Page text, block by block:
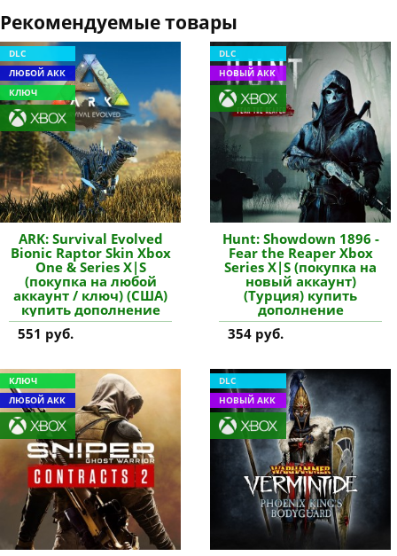
Рекомендуемые товары
DLC
ЛЮБОЙ АКК
КЛЮЧ
ARK: Survival Evolved
Bionic Raptor Skin Xbox
One & Series X|S
(покупка на любой
аккаунт / ключ) (США)
купить дополнение
551 руб.
DLC
НОВЫЙ АКК
Hunt: Showdown 1896 -
Fear the Reaper Xbox
Series X|S (покупка на
новый аккаунт)
(Турция) купить
дополнение
354 руб.
КЛЮЧ
ЛЮБОЙ АКК
DLC
НОВЫЙ АКК